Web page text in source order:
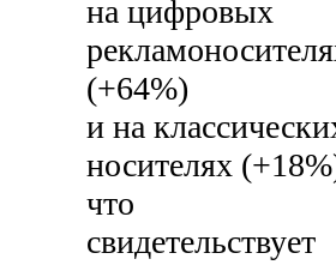
на цифровых
(+64%)
и на
носителях
что
свидетельствует